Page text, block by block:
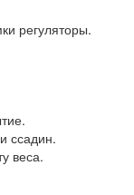
регуляторы.
ссадин.
веса.